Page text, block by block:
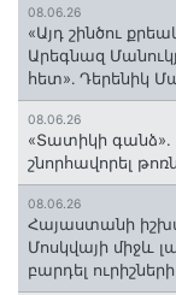
08.06.26
«Այդ շինծու
Արեգնազ
հետ»․ Դերենիկ
08.06.26
«Տատիկի գանձ».
շնորհավորել
08.06.26
Հայաստանի
Մոսկվայի միջև
բարդել